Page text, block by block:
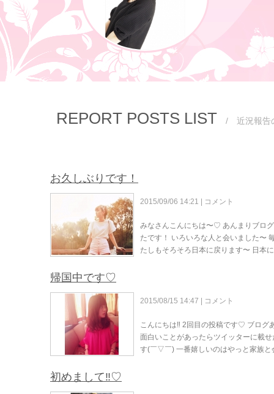
REPORT POSTS LIST / 近況報告
お久しぶりです！
2015/09/06 14:21 | コメント
みなさんこんにちは〜♡ あんまりブロ
たです！ いろいろな人と会いました〜
たしもそろそろ日本に戻ります〜 日本
帰国中です♡
2015/08/15 14:47 | コメント
こんにちは‼︎ 2回目の投稿です♡ ブログ
面白いことがあったらツイッターに載
す(￣▽￣) 一番嬉しいのはやっと家族
初めまして‼︎♡